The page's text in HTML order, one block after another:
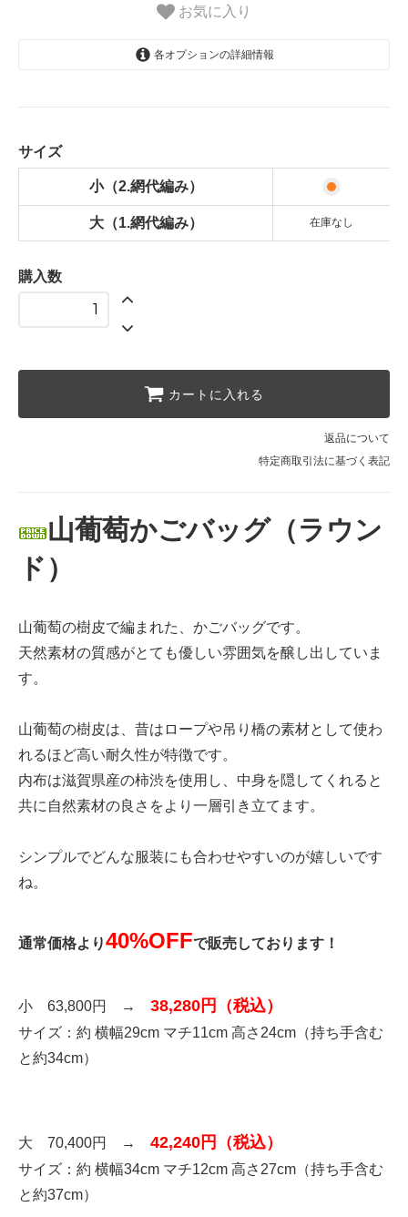
お気に入り
各オプションの詳細情報
サイズ
小（2.網代編み）
大（1.網代編み） 在庫なし
購入数
カートに入れる
返品について
特定商取引法に基づく表記
山葡萄かごバッグ（ラウン
ド）
山葡萄の樹皮で編まれた、かごバッグです。
天然素材の質感がとても優しい雰囲気を醸し出していま
す。
山葡萄の樹皮は、昔はロープや吊り橋の素材として使わ
れるほど高い耐久性が特徴です。
内布は滋賀県産の柿渋を使用し、中身を隠してくれると
共に自然素材の良さをより一層引き立てます。
シンプルでどんな服装にも合わせやすいのが嬉しいです
ね。
通常価格より40%OFFで販売しております！
小 63,800円 → 38,280円（税込）
サイズ：約 横幅29cm マチ11cm 高さ24cm（持ち手含む
と約34cm）
大 70,400円 → 42,240円（税込）
サイズ：約 横幅34cm マチ12cm 高さ27cm（持ち手含む
と約37cm）